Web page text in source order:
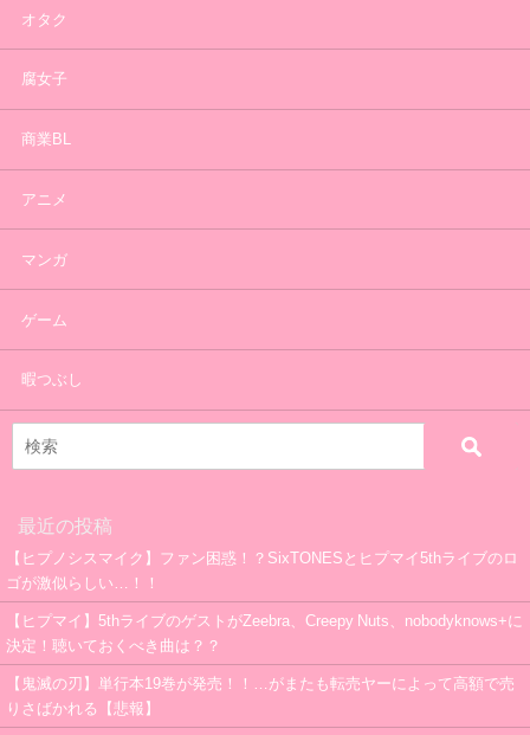
オタク
腐女子
商業BL
アニメ
マンガ
ゲーム
暇つぶし
最近の投稿
【ヒプノシスマイク】ファン困惑！？SixTONESとヒプマイ5thライブのロ
ゴが激似らしい…！！
【ヒプマイ】5thライブのゲストがZeebra、Creepy Nuts、nobodyknows+に
決定！聴いておくべき曲は？？
【鬼滅の刃】単行本19巻が発売！！…がまたも転売ヤーによって高額で売
りさばかれる【悲報】